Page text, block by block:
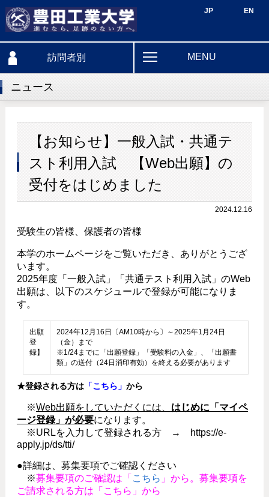
JP EN
訪問者別 MENU
ニュース
【お知らせ】一般入試・共通テ
スト利用入試 【Web出願】の
受付をはじめました
2024.12.16
受験生の皆様、保護者の皆様
本学のホームページをご覧いただき、ありがとうござ
います。
2025年度「一般入試」「共通テスト利用入試」のWeb
出願は、以下のスケジュールで登録が可能になりま
す。
出願
登
録】
2024年12月16日〔AM10時から〕～2025年1月24日
（金）まで
※1/24までに「出願登録」「受験料の入金」、「出願書
類」の送付（24日消印有効）を終える必要があります
★登録される方は「こちら 」 から
※Web出願をしていただくには、 はじめに「マイペ
ージ登録」が必要になります。
※URLを入力して登録される方 → https://e-
apply.jp/ds/tti/
●詳細は、募集要項でご確認ください
※募集要項のご確認は「 こちら 」から。募集要項を
ご請求される方は「 こちら 」から